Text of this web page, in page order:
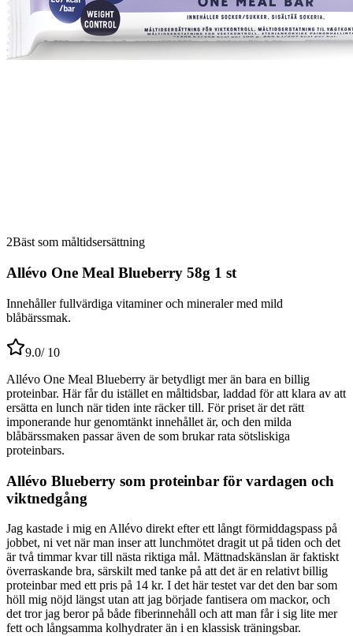
2Bäst som måltidsersättning
Allévo One Meal Blueberry 58g 1 st
Innehåller fullvärdiga vitaminer och mineraler med mild
blåbärssmak.
9.0/ 10
Allévo One Meal Blueberry är betydligt mer än bara en billig
proteinbar. Här får du istället en måltidsbar, laddad för att klara av att
ersätta en lunch när tiden inte räcker till. För priset är det rätt
imponerande hur genomtänkt innehållet är, och den milda
blåbärssmaken passar även de som brukar rata sötsliskiga
proteinbars.
Allévo Blueberry som proteinbar för vardagen och
viktnedgång
Jag kastade i mig en Allévo direkt efter ett långt förmiddagspass på
jobbet, ni vet när man inser att lunchmötet dragit ut på tiden och det
är två timmar kvar till nästa riktiga mål. Mättnadskänslan är faktiskt
överraskande bra, särskilt med tanke på att det är en relativt billig
proteinbar med ett pris på 14 kr. I det här testet var det den bar som
höll mig nöjd längst utan att jag började fantisera om mackor, och
det tror jag beror på både fiberinnehåll och att man får i sig lite mer
fett och långsamma kolhydrater än i en klassisk träningsbar.